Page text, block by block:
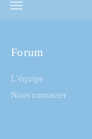
Forum
L’équipe
Nous contacter